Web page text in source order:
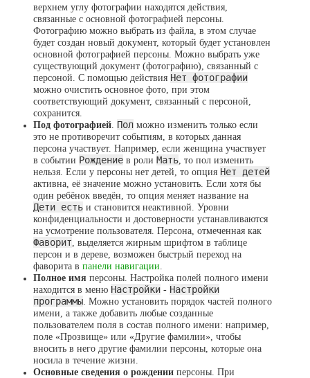
верхнем углу фотографии находятся действия,
связанные с основной фотографией персоны.
Фотографию можно выбрать из файла, в этом случае
будет создан новый документ, который будет установлен
основной фотографией персоны. Можно выбрать уже
существующий документ (фотографию), связанный с
персоной. С помощью действия Нет фотографии
можно очистить основное фото, при этом
соответствующий документ, связанный с персоной,
сохранится.
Под фотографией Пол можно изменить только если
это не противоречит событиям, в которых данная
персона участвует. Например, если женщина участвует
в событии Рождение в роли Мать , то пол изменить
нельзя. Если у персоны нет детей, то опция Нет детей
активна, её значение можно установить. Если хотя бы
один ребёнок введён, то опция меняет название на
Дети есть и становится неактивной. Уровни
конфиденциальности и достоверности устанавливаются
на усмотрение пользователя. Персона, отмеченная как
Фаворит , выделяется жирным шрифтом в таблице
персон и в дереве, возможен быстрый переход на
фаворита в панели навигации
Полное имя персоны. Настройка полей полного имени
находится в меню Настройки - Настройки
программы . Можно установить порядок частей полного
имени, а также добавить любые созданные
пользователем поля в состав полного имени: например,
поле «Прозвище» или «Другие фамилии», чтобы
вносить в него другие фамилии персоны, которые она
носила в течение жизни.
Основные сведения о рождении персоны. При